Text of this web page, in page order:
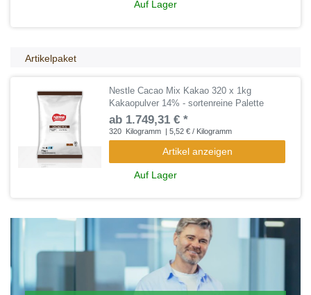
Auf Lager
Artikelpaket
Nestle Cacao Mix Kakao 320 x 1kg
Kakaopulver 14% - sortenreine Palette
ab 1.749,31 € *
320 Kilogramm | 5,52 € / Kilogramm
Artikel anzeigen
Auf Lager